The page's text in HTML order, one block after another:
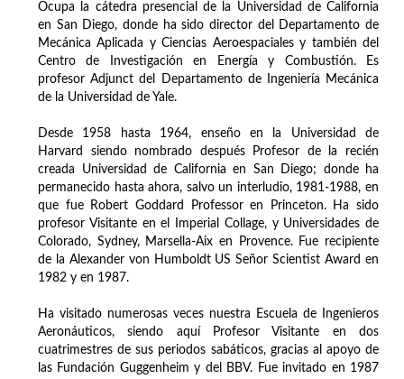
Ocupa la cátedra presencial de la Universidad de California
en San Diego, donde ha sido director del Departamento de
Mecánica Aplicada y Ciencias Aeroespaciales y también del
Centro de Investigación en Energía y Combustión. Es
profesor Adjunct del Departamento de Ingeniería Mecánica
de la Universidad de Yale.
Desde 1958 hasta 1964, enseño en la Universidad de
Harvard siendo nombrado después Profesor de la recién
creada Universidad de California en San Diego; donde ha
permanecido hasta ahora, salvo un interludio, 1981-1988, en
que fue Robert Goddard Professor en Princeton. Ha sido
profesor Visitante en el Imperial Collage, y Universidades de
Colorado, Sydney, Marsella-Aix en Provence. Fue recipiente
de la Alexander von Humboldt US Señor Scientist Award en
1982 y en 1987.
Ha visitado numerosas veces nuestra Escuela de Ingenieros
Aeronáuticos, siendo aquí Profesor Visitante en dos
cuatrimestres de sus periodos sabáticos, gracias al apoyo de
las Fundación Guggenheim y del BBV. Fue invitado en 1987